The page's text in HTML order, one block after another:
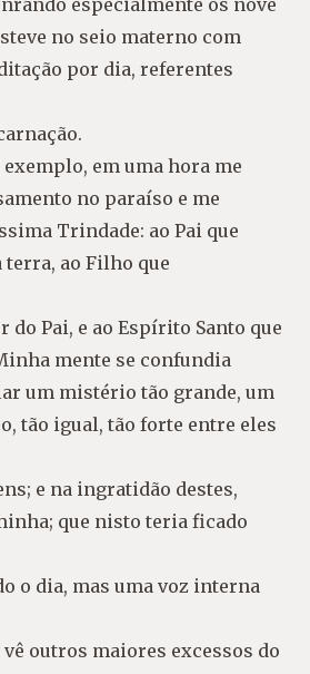
especialmente os nove
no seio materno com
por dia, referentes
exemplo, em uma hora me
no paraíso e me
Trindade: ao Pai que
terra, ao Filho que
do Pai, e ao Espírito Santo que
mente se confundia
um mistério tão grande, um
tão igual, tão forte entre eles
e na ingratidão destes,
que nisto teria ficado
o dia, mas uma voz interna
vê outros maiores excessos do